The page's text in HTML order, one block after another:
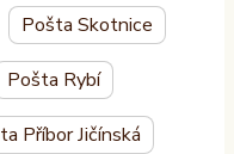
Pošta Skotnice
Pošta Rybí
Příbor Jičínská